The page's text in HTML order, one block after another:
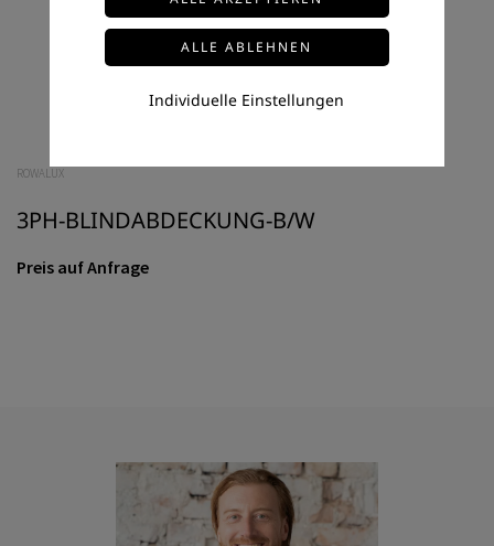
ROWALUX
3PH-BLINDABDECKUNG-B/W
Preis auf Anfrage
Individuelle Einstellungen